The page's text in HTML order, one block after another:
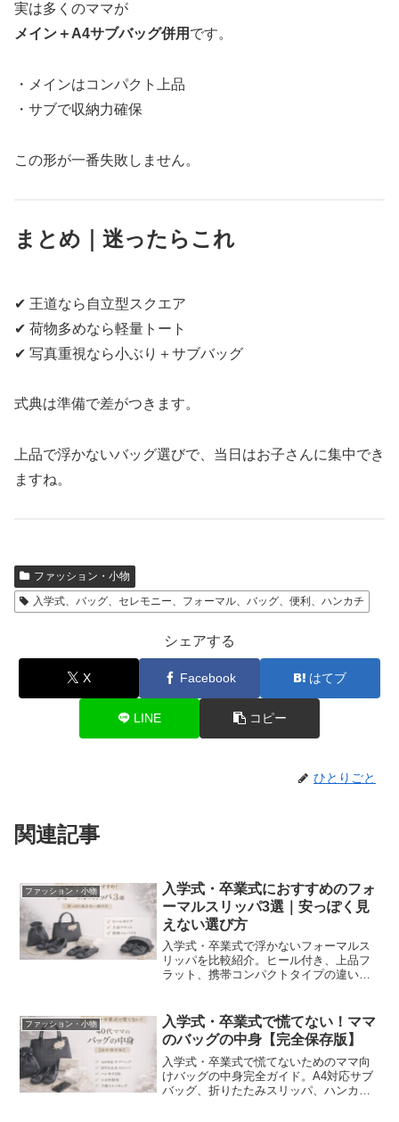
実は多くのママが
メイン＋A4サブバッグ併用 です。
・メインはコンパクト上品
・サブで収納力確保
この形が一番失敗しません。
まとめ｜迷ったらこれ
✔ 王道なら自立型スクエア
✔ 荷物多めなら軽量トート
✔ 写真重視なら小ぶり＋サブバッグ
式典は準備で差がつきます。
上品で浮かないバッグ選びで、当日はお子さんに集中でき
ますね。
ファッション・小物
入学式、バッグ、セレモニー、フォーマル、バッグ、便利、ハンカチ
シェアする
X Facebook はてブ
LINE コピー
ひとりごと
関連記事
ファッション・小物
入学式・卒業式におすすめのフォ
ーマルスリッパ3選｜安っぽく見
えない選び方
入学式・卒業式で浮かないフォーマルス
リッパを比較紹介。ヒール付き、上品フ
ラット、携帯コンパクトタイプの違いや
が見つかります
ファッション・小物
入学式・卒業式で慌てない！ママ
のバッグの中身【完全保存版】
入学式・卒業式で慌てないためのママ向
けバッグの中身完全ガイド。A4対応サブ
バッグ、折りたたみスリッパ、ハンカ